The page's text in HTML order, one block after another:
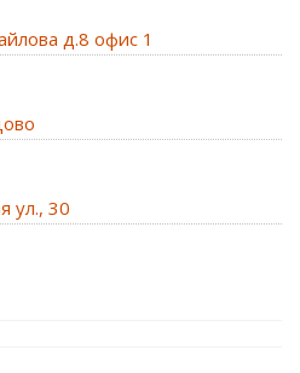
д.8 офис 1
ул., 30